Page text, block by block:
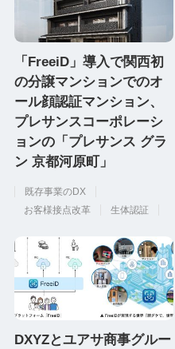
「FreeiD」導入で関西初
の分譲マンションでのオ
ール顔認証マンション、
プレサンスコーポレーシ
ョンの「プレサンス グラ
ン 京都河原町」
既存事業のDX
お客様接点改革
生体認証
DXYZとユアサ商事グルー